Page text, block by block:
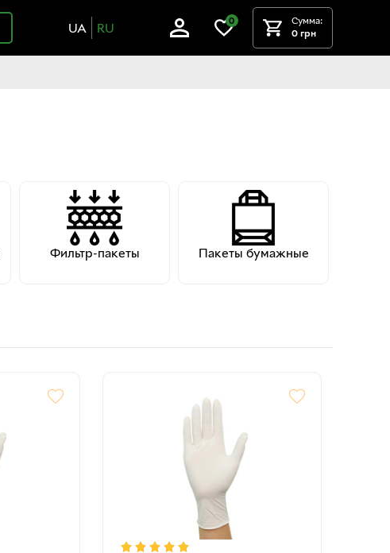
UA RU 0
Сумма:
0 грн
Фильтр-пакеты Пакеты бумажные